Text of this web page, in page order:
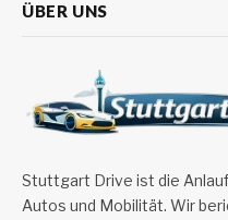
ÜBER UNS
Stuttgart Drive ist die
Autos und Mobilität. Wir